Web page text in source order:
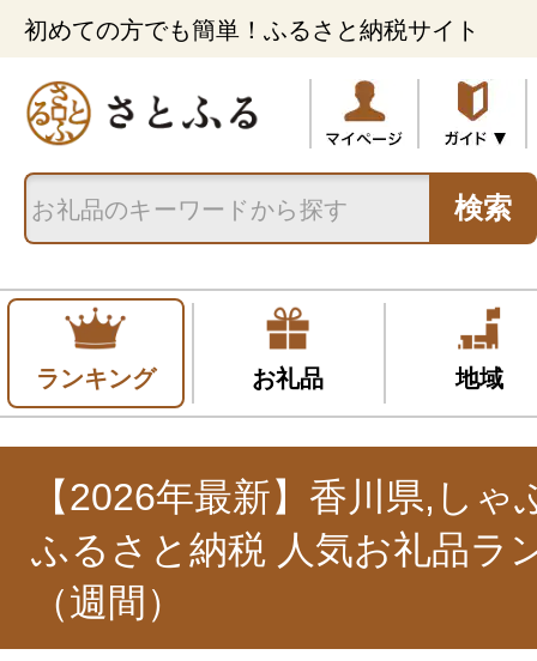
初めての方でも簡単！ふるさと納税サイト
検索
ランキング お礼品 地域
【2026年最新】香川県,しゃ
ふるさと納税 人気お礼品ラ
（週間）